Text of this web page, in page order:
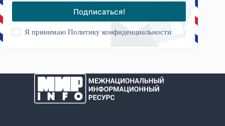
Подписаться!
Я принимаюПолитику конфиденциальности